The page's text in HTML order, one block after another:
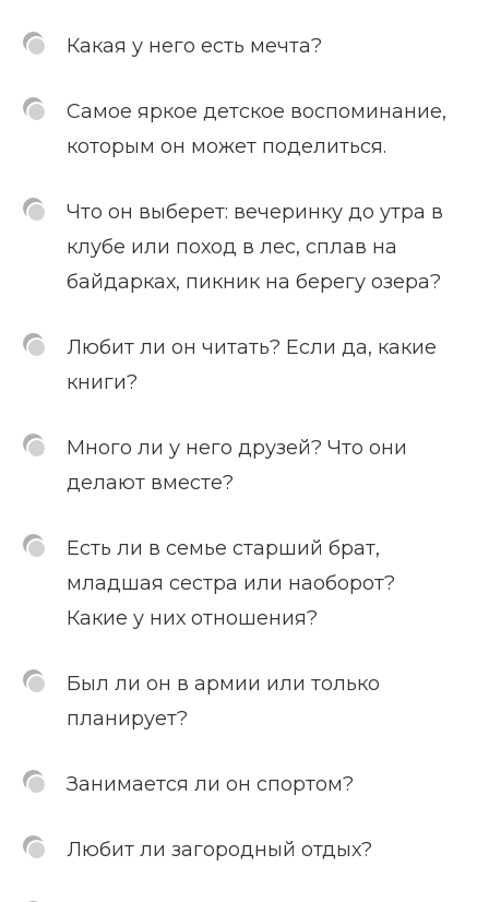
Какая у него есть мечта?
Самое яркое детское воспоминание,
которым он может поделиться.
Что он выберет: вечеринку до утра в
клубе или поход в лес, сплав на
байдарках, пикник на берегу озера?
Любит ли он читать? Если да, какие
книги?
Много ли у него друзей? Что они
делают вместе?
Есть ли в семье старший брат,
младшая сестра или наоборот?
Какие у них отношения?
Был ли он в армии или только
планирует?
Занимается ли он спортом?
Любит ли загородный отдых?